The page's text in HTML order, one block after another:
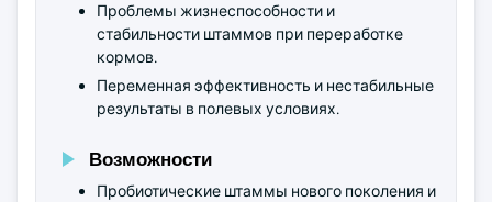
Проблемы жизнеспособности и
стабильности штаммов при переработке
кормов.
Переменная эффективность и нестабильные
результаты в полевых условиях.
Возможности
Пробиотические штаммы нового поколения и